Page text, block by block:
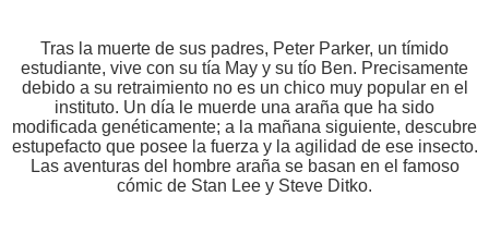
Tras la muerte de sus padres, Peter Parker, un tímido
estudiante, vive con su tía May y su tío Ben. Precisamente
debido a su retraimiento no es un chico muy popular en el
instituto. Un día le muerde una araña que ha sido
modificada genéticamente; a la mañana siguiente, descubre
estupefacto que posee la fuerza y la agilidad de ese insecto.
Las aventuras del hombre araña se basan en el famoso
cómic de Stan Lee y Steve Ditko.